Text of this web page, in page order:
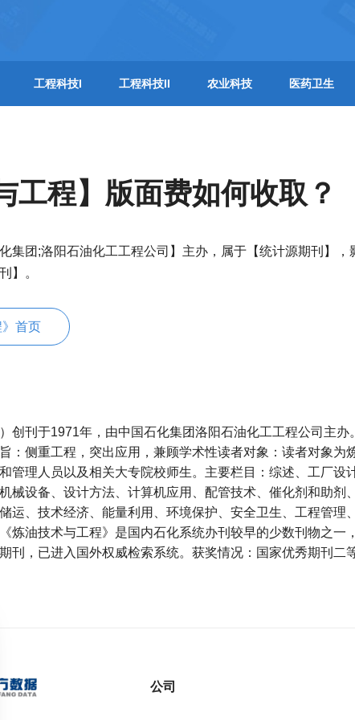
工程科技I 工程科技II 农业科技 医药卫生
工程】版面费如何收取？
集团;洛阳石油化工工程公司】主办，属于【统计源期刊】，
】。
首页
创刊于1971年，由中国石化集团洛阳石油化工工程公司主办。
：侧重工程，突出应用，兼顾学术性读者对象：读者对象为
管理人员以及相关大专院校师生。主要栏目：综述、工厂设
械设备、设计方法、计算机应用、配管技术、催化剂和助剂
运、技术经济、能量利用、环境保护、安全卫生、工程管理
炼油技术与工程》是国内石化系统办刊较早的少数刊物之一
刊，已进入国外权威检索系统。获奖情况：国家优秀期刊二
公司